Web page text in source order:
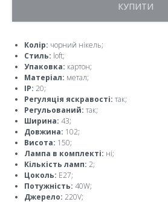
КУПИТИ
Колір: чорний нікель;
Стиль: loft;
Упаковка: картон;
Матеріал: метал;
IP: 20;
Регуляція яскравості: так;
Регульований: так;
Ширина: 43;
Довжина: 102;
Висота: 150;
Лампа в комплекті: ні;
Кількість ламп: 2;
Цоколь: E27;
Потужність: 40W;
Джерело: 220V;